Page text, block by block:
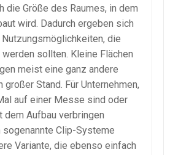
die Größe des Raumes, in dem
wird. Dadurch ergeben sich
die
sollten. Kleine Flächen
meist eine ganz andere
Stand. Für Unternehmen,
auf einer Messe sind oder
Aufbau verbringen
sogenannte Clip-Systeme
Variante, die ebenso einfach